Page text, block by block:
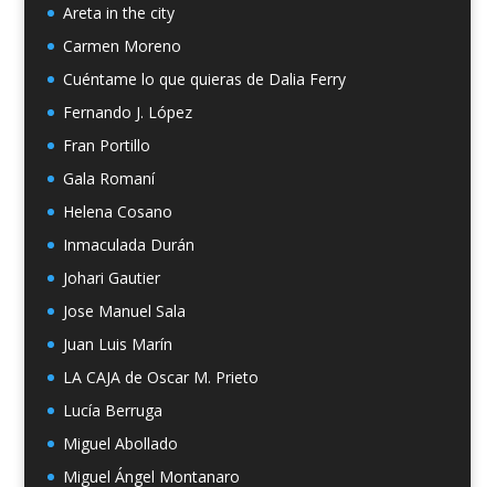
Areta in the city
Carmen Moreno
Cuéntame lo que quieras de Dalia Ferry
Fernando J. López
Fran Portillo
Gala Romaní
Helena Cosano
Inmaculada Durán
Johari Gautier
Jose Manuel Sala
Juan Luis Marín
LA CAJA de Oscar M. Prieto
Lucía Berruga
Miguel Abollado
Miguel Ángel Montanaro